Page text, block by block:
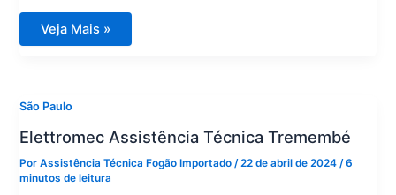
Elettromec
Assistência
Veja Mais »
São Paulo
Elettromec Assistência Técnica Tremembé
PorAssistência Técnica Fogão Importado/22 de abril de 2024/6
minutos de leitura